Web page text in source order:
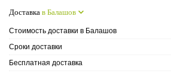
Доставка в Балашов
Стоимость доставки в Балашов
Сроки доставки
Бесплатная доставка